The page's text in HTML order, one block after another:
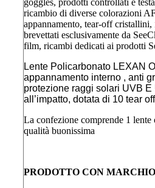
goggles, prodotti controllati e
ricambio di diverse colorazioni
appannamento, tear-off
brevettati esclusivamente da
film, ricambi dedicati ai prodotti
Lente Policarbonato LEXAN
appannamento interno , anti
protezione raggi solari UVB E
all’impatto, dotata di 10 tear
La confezione comprende 1
qualità buonissima
PRODOTTO CON